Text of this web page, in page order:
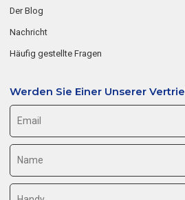
Der Blog
Nachricht
Häufig gestellte Fragen
Werden Sie Einer Unserer